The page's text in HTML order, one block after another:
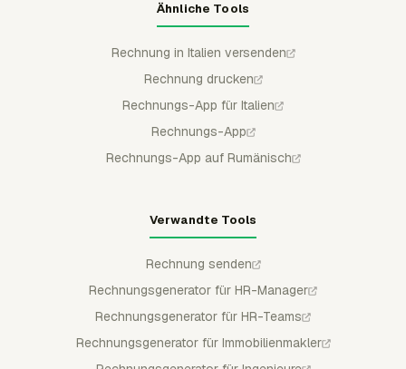
Ähnliche Tools
Rechnung in Italien versenden
Rechnung drucken
Rechnungs-App für Italien
Rechnungs-App
Rechnungs-App auf Rumänisch
Verwandte Tools
Rechnung senden
Rechnungsgenerator für HR-Manager
Rechnungsgenerator für HR-Teams
Rechnungsgenerator für Immobilienmakler